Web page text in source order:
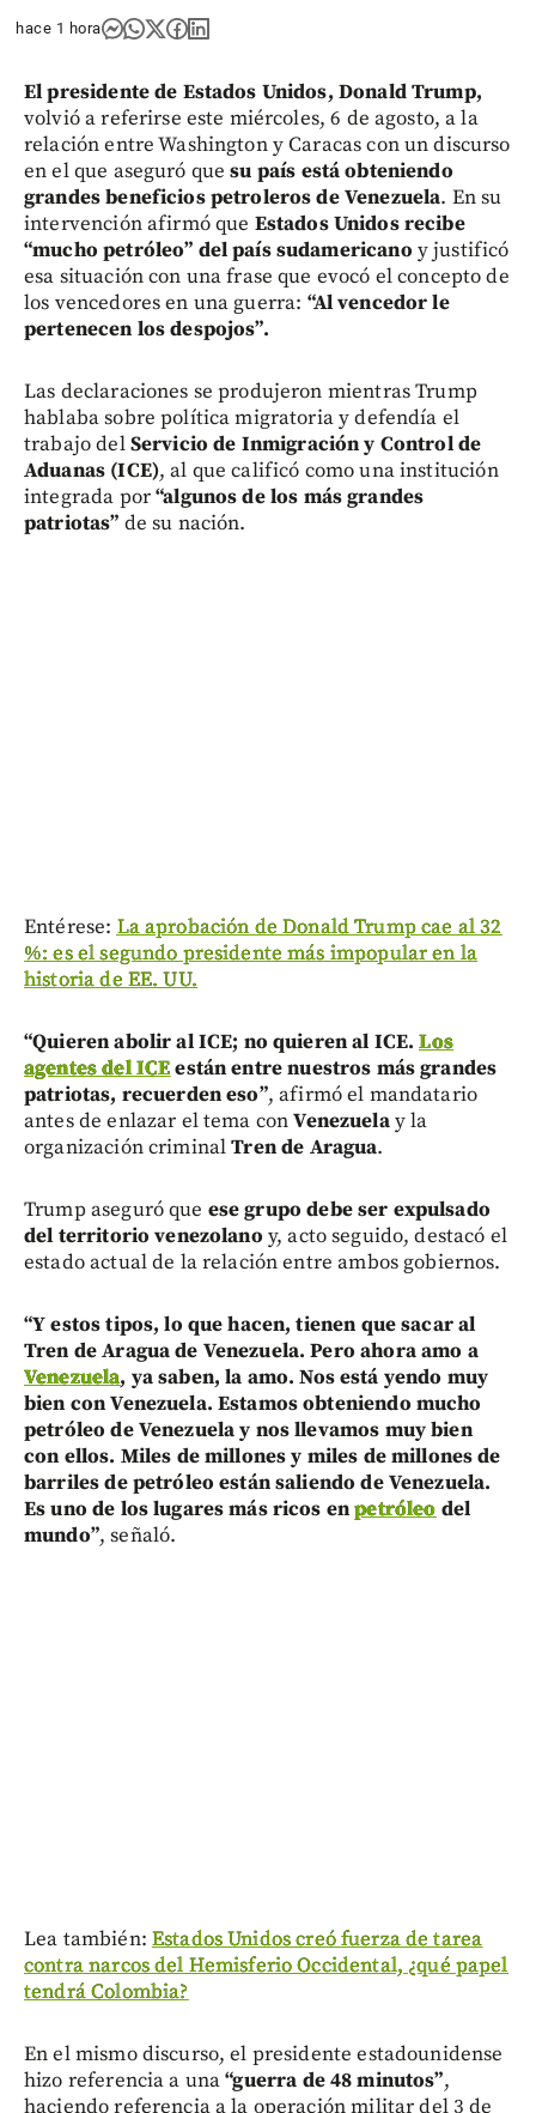
hace 1 hora
El presidente de Estados Unidos, Donald Trump,
volvió a referirse este miércoles, 6 de agosto, a la
relación entre Washington y Caracas con un discurso
en el que aseguró quesu país está obteniendo
grandes beneficios petroleros de Venezuela. En su
intervención afirmó que Estados Unidos recibe
“mucho petróleo” del país sudamericano y justificó
esa situación con una frase que evocó el concepto de
los vencedores en una guerra: “Al vencedor le
pertenecen los despojos”.
Las declaraciones se produjeron mientras Trump
hablaba sobre política migratoria y defendía el
trabajo delServicio de Inmigración y Control de
Aduanas (ICE), al que calificó como una institución
integrada por“algunos de los más grandes
patriotas” de su nación.
Entérese: La aprobación de Donald Trump cae al 32
%: es el segundo presidente más impopular en la
historia de EE. UU.
“Quieren abolir al ICE; no quieren al ICE.Los
agentes del ICEestán entre nuestros más grandes
patriotas, recuerden eso”, afirmó el mandatario
antes de enlazar el tema conVenezuelay la
organización criminalTren de Aragua.
Trump aseguró que ese grupo debe ser expulsado
del territorio venezolano y, acto seguido, destacó el
estado actual de la relación entre ambos gobiernos.
“Y estos tipos, lo que hacen, tienen que sacar al
Tren de Aragua de Venezuela. Pero ahora amo a
Venezuela, ya saben, la amo. Nos está yendo muy
bien con Venezuela. Estamos obteniendo mucho
petróleo de Venezuela y nos llevamos muy bien
con ellos. Miles de millones y miles de millones de
barriles de petróleo están saliendo de Venezuela.
Es uno de los lugares más ricos enpetróleo del
mundo”, señaló.
Lea también: Estados Unidos creó fuerza de tarea
contra narcos del Hemisferio Occidental, ¿qué papel
tendrá Colombia?
En el mismo discurso, el presidente estadounidense
hizo referencia a una“guerra de 48 minutos”,
haciendo referencia a la operación militar del 3 de